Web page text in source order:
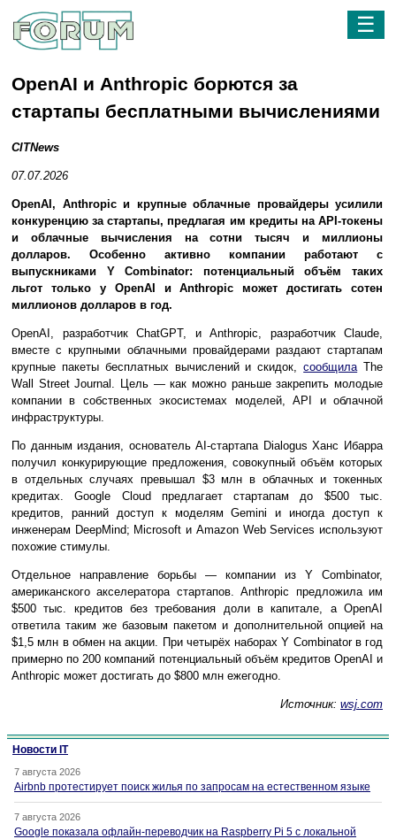
☰
OpenAI и Anthropic борются за
стартапы бесплатными вычислениями
CITNews
07.07.2026
OpenAI, Anthropic и крупные облачные провайдеры усилили
конкуренцию за стартапы, предлагая им кредиты на API-токены
и облачные вычисления на сотни тысяч и миллионы
долларов. Особенно активно компании работают с
выпускниками Y Combinator: потенциальный объём таких
льгот только у OpenAI и Anthropic может достигать сотен
миллионов долларов в год.
OpenAI, разработчик ChatGPT, и Anthropic, разработчик Claude,
вместе с крупными облачными провайдерами раздают стартапам
крупные пакеты бесплатных вычислений и скидок,сообщила The
Wall Street Journal. Цель — как можно раньше закрепить молодые
компании в собственных экосистемах моделей, API и облачной
инфраструктуры.
По данным издания, основатель AI-стартапа Dialogus Ханс Ибарра
получил конкурирующие предложения, совокупный объём которых
в отдельных случаях превышал $3 млн в облачных и токенных
кредитах. Google Cloud предлагает стартапам до $500 тыс.
кредитов, ранний доступ к моделям Gemini и иногда доступ к
инженерам DeepMind; Microsoft и Amazon Web Services используют
похожие стимулы.
Отдельное направление борьбы — компании из Y Combinator,
американского акселератора стартапов. Anthropic предложила им
$500 тыс. кредитов без требования доли в капитале, а OpenAI
ответила таким же базовым пакетом и дополнительной опцией на
$1,5 млн в обмен на акции. При четырёх наборах Y Combinator в год
примерно по 200 компаний потенциальный объём кредитов OpenAI и
Anthropic может достигать до $800 млн ежегодно.
Источник: wsj.com
Новости IT
7 августа 2026
Airbnb протестирует поиск жилья по запросам на естественном языке
7 августа 2026
Google показала офлайн-переводчик на Raspberry Pi 5 с локальной